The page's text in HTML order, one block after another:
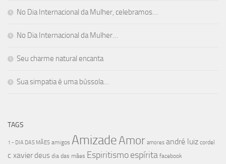
No Dia Internacional da Mulher, celebramos…
No Dia Internacional da Mulher…
Seu charme natural encanta
Sua simpatia é uma bússola…
TAGS
1 - DIA DAS MÃES amigos AmizadeAmor amores andré luiz cordel
c xavier deus dia das mães Espiritismoespírita facebook